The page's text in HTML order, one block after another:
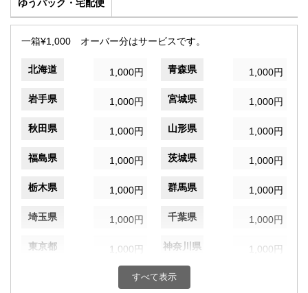
ゆうパック・宅配便
一箱¥1,000 オーバー分はサービスです。
北海道 1,000円 青森県 1,000円
岩手県 1,000円 宮城県 1,000円
秋田県 1,000円 山形県 1,000円
福島県 1,000円 茨城県 1,000円
栃木県 1,000円 群馬県 1,000円
埼玉県 1,000円 千葉県 1,000円
東京都 1,000円 神奈川県 1,000円
1,000円 富山県
すべて表示